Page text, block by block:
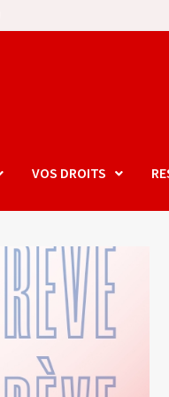
VOS DROITS